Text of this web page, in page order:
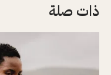
ذات صلة